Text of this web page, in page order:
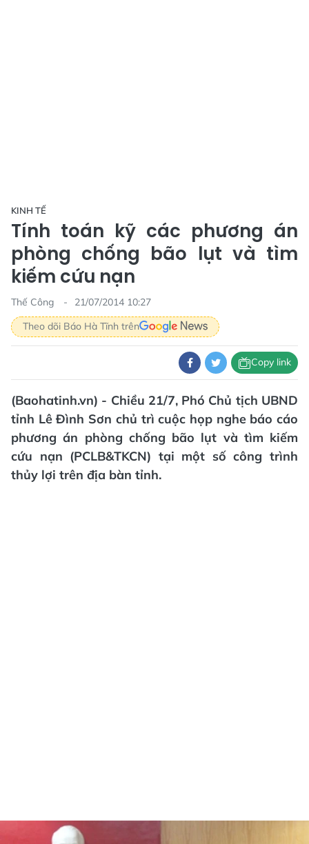
KINH TẾ
Tính toán kỹ các phương án
phòng chống bão lụt và tìm
kiếm cứu nạn
Thế Công
21/07/2014 10:27
Theo dõi Báo Hà Tĩnh trên
Copy link
(Baohatinh.vn) - Chiều 21/7, Phó Chủ tịch UBND
tỉnh Lê Đình Sơn chủ trì cuộc họp nghe báo cáo
phương án phòng chống bão lụt và tìm kiếm
cứu nạn (PCLB&TKCN) tại một số công trình
thủy lợi trên địa bàn tỉnh.